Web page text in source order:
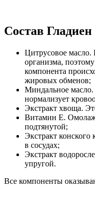
Состав Гладиен
Цитрусовое
организма,
компонента
жировых обменов;
Миндальное
нормализует
Экстракт хвоща.
Витамин Е.
подтянутой;
Экстракт конского
в сосудах;
Экстракт
упругой.
Все компоненты